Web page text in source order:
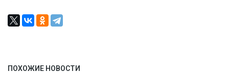
ПОХОЖИЕ НОВОСТИ